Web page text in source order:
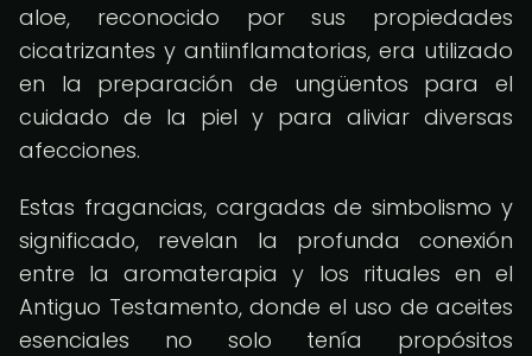
aloe, reconocido por sus propiedades
cicatrizantes y antiinflamatorias, era utilizado
en la preparación de ungüentos para el
cuidado de la piel y para aliviar diversas
afecciones.
Estas fragancias, cargadas de simbolismo y
significado, revelan la profunda conexión
entre la aromaterapia y los rituales en el
Antiguo Testamento, donde el uso de aceites
esenciales no solo tenía propósitos